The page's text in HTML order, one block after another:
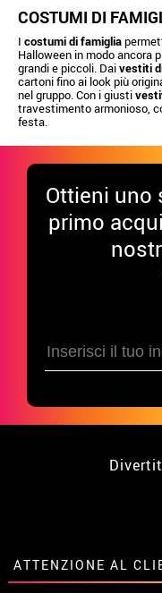
COSTUMI DI
I costumi di famiglia
Halloween in modo ancora
grandi e piccoli. Daivestiti
cartoni fino ai look più
nel gruppo. Con i giusti
travestimento armonioso,
festa.
Ottieni uno
primo
ATTENZIONE AL